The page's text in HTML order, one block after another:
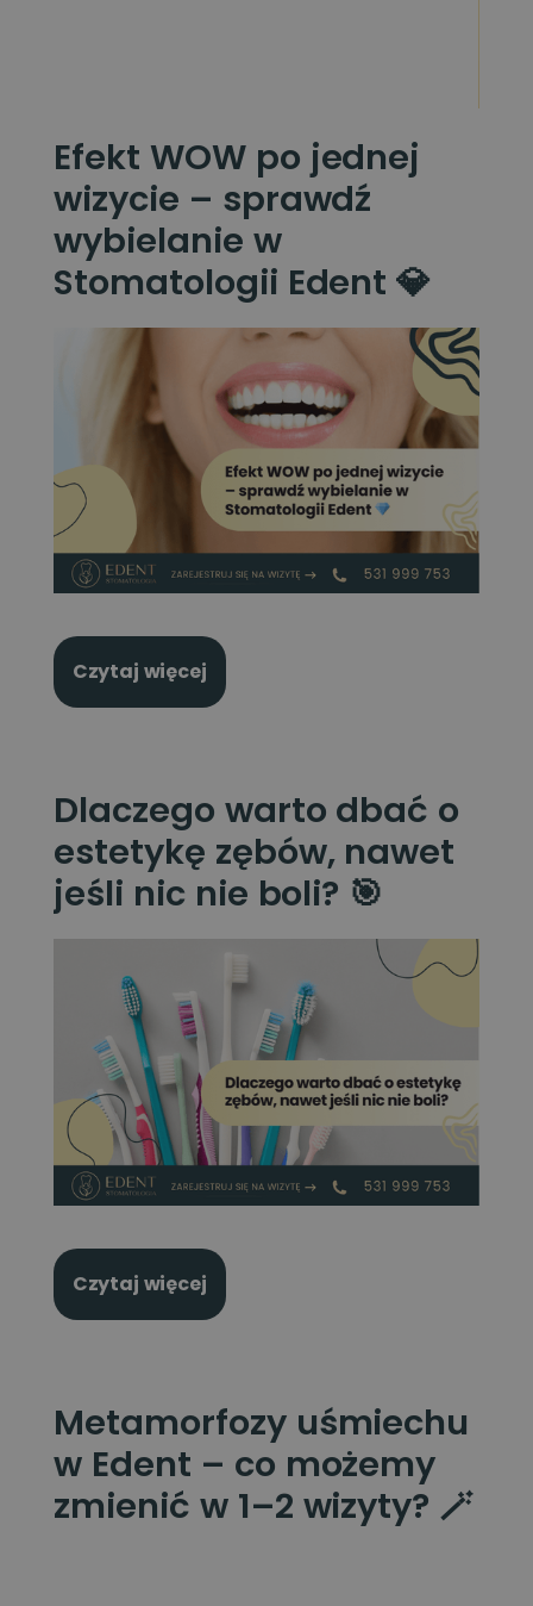
Efekt WOW po jednej
wizycie – sprawdź
wybielanie w
Stomatologii Edent 💎
Czytaj więcej
Dlaczego warto dbać o
estetykę zębów, nawet
jeśli nic nie boli? 🎯
Czytaj więcej
Metamorfozy uśmiechu
w Edent – co możemy
zmienić w 1–2 wizyty? 🪄